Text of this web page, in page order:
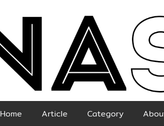
Home Article Category